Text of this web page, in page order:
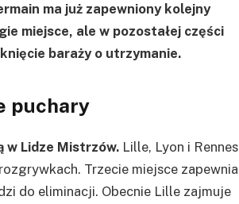
ma już zapewniony kolejny
miejsce, ale w pozostałej części
baraży o utrzymanie.
puchary
w Lidze Mistrzów. Lille, Lyon i Rennes
Trzecie miejsce zapewnia
do eliminacji. Obecnie Lille zajmuje